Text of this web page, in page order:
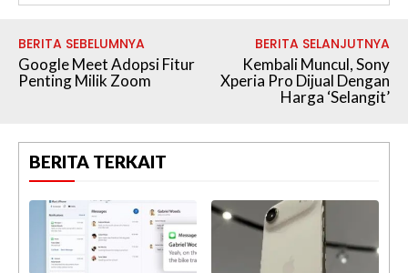
BERITA SEBELUMNYA
Google Meet Adopsi Fitur
Penting Milik Zoom
BERITA SELANJUTNYA
Kembali Muncul, Sony
Xperia Pro Dijual Dengan
Harga ‘Selangit’
BERITA TERKAIT